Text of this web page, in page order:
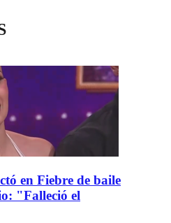
en Fiebre de baile
"Falleció el